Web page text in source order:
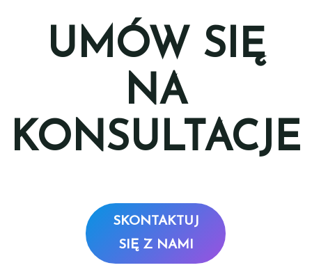
UMÓW SIĘ
NA
KONSULTACJE
SKONTAKTUJ
SIĘ Z NAMI